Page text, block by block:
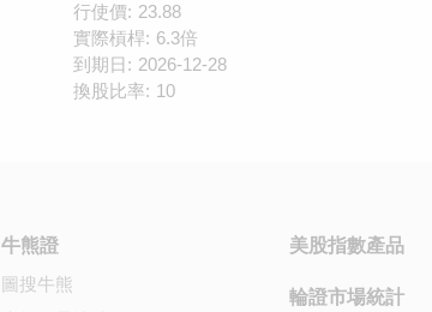
行使價: 23.88
實際槓桿: 6.3倍
到期日: 2026-12-28
換股比率: 10
牛熊證
圖搜牛熊
美股指數產品
輪證市場統計